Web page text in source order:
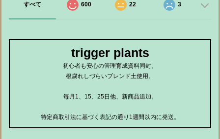
すべて 600 22 3
trigger plants
初心者も安心の管理育成資料同封。
根腐れしづらいブレンド土使用。
毎月1、15、25日他、新商品追加。
特定商取引法に基づく表記の通り1週間以内に発送。